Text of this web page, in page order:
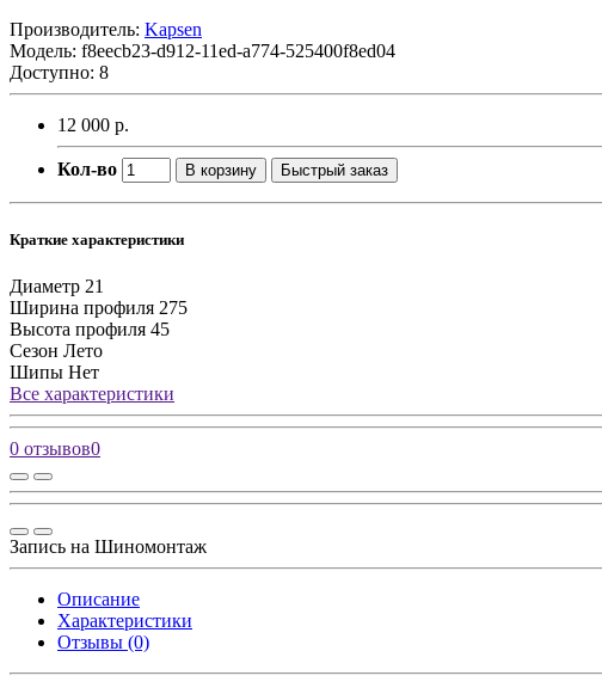
Производитель: Kapsen
Модель: f8eecb23-d912-11ed-a774-525400f8ed04
Доступно: 8
12 000 р.
Кол-во В корзину Быстрый заказ
Краткие характеристики
Диаметр 21
Ширина профиля 275
Высота профиля 45
Сезон Лето
Шипы Нет
Все характеристики
0 отзывов0
Запись на Шиномонтаж
Описание
Характеристики
Отзывы (0)